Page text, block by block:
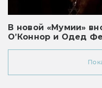
В новой «Мумии»
О’Коннор и Одед